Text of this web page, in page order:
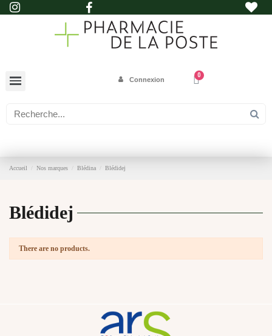
Connexion
Accueil Nos marques Blédina Blédidej
Blédidej
There are no products.